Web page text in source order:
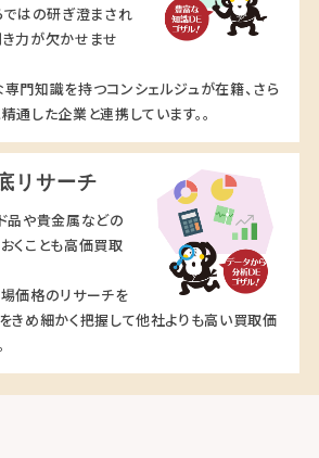
ではの研ぎ澄まされ
力が欠かせませ
門知識を持つコンシェルジュが在籍、さら
通した企業と連携しています。。
リサーチ
品や貴金属などの
くことも高価買取
価格のリサーチを
きめ細かく把握して他社よりも高い買取価